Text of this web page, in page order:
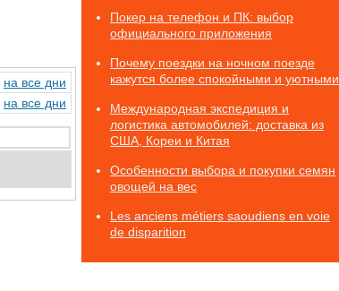
на все дни
на все дни
Покер на телефон и ПК: выбор
официального приложения
Почему поездки на ночном поезде
кажутся более спокойными и уютными
Международная экспедиция и
логистика автомобилей: доставка из
США, Кореи и Китая
Особенности выбора и покупки семян
овощей на вес
Les anciens métiers saoudiens en voie
de disparition